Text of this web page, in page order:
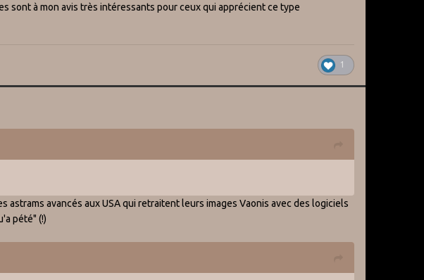
sont à mon avis très intéressants pour ceux qui apprécient ce type
1
avancés aux USA qui retraitent leurs images Vaonis avec des logiciels
pété" (!)